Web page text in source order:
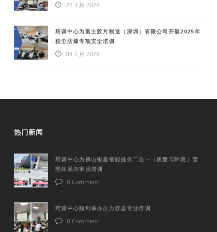
27 3 月 2026
培训中心为富士胶片制造（深圳）有限公司开展2025年
粉尘防爆专项安全培训
04 2 月 2026
热门新闻
培训中心为佛山银星智能提供二合一（质量与环境）管
理体系内审员培训
0 Comment
培训中心顺利举办压力容器专业培训
0 Comment